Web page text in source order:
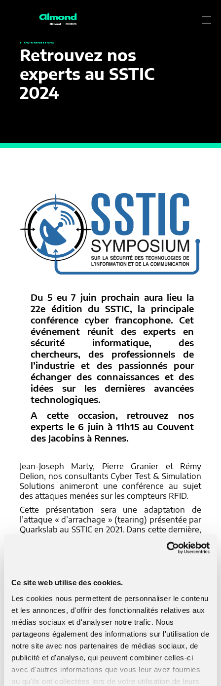
Ce site web utilise des cookies.
Les cookies nous permettent de personnaliser le contenu
et les annonces, d'offrir des fonctionnalités relatives aux
médias sociaux et d'analyser notre trafic. Nous
partageons également des informations sur l'utilisation de
notre site avec nos partenaires de médias sociaux, de
publicité et d'analyse, qui peuvent combiner celles-ci
avec d'autres informations que vous leur avez fournies
ou qu'ils ont collectées lors de votre utilisation de leurs
Actualité
Retrouvez nos
experts au SSTIC
2024
Du 5 eu 7 juin prochain aura lieu la
22e édition du SSTIC, la principale
conférence cyber francophone. Cet
événement réunit des experts en
sécurité informatique, des
chercheurs, des professionnels de
l’industrie et des passionnés pour
échanger des connaissances et des
idées sur les dernières avancées
technologiques.
A cette occasion, retrouvez nos
experts le 6 juin à 11h15 au Couvent
des Jacobins à Rennes.
Jean-Joseph Marty, Pierre Granier et Rémy
Delion, nos consultants Cyber Test & Simulation
Solutions animeront une conférence au sujet
des attaques menées sur les compteurs RFID.
Cette présentation sera une adaptation de
l’attaque « d’arrachage » (tearing) présentée par
Quarkslab au SSTIC en 2021. Dans cette dernière,
différentes fonctions sur les cartes RFID avaient
été détournées, dont des compteurs
précédentes découvertes.
compromettre les compteurs monotones de ces
cartes, communément utilisées comme titres de
transport dans de nombreuses villes françaises.
Cette attaque est non-intrusive, demande moins
de 50 euros de matériel, et peut être exécutée
en quelques minutes. Elle permet de manipuler
le système de billetterie, si sa sécurité repose
seulement sur ces compteurs.